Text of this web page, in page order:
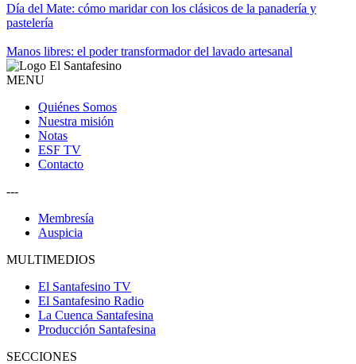
Día del Mate: cómo maridar con los clásicos de la panadería y
pastelería
Manos libres: el poder transformador del lavado artesanal
MENU
Quiénes Somos
Nuestra misión
Notas
ESF TV
Contacto
---
Membresía
Auspicia
MULTIMEDIOS
El Santafesino TV
El Santafesino Radio
La Cuenca Santafesina
Producción Santafesina
SECCIONES